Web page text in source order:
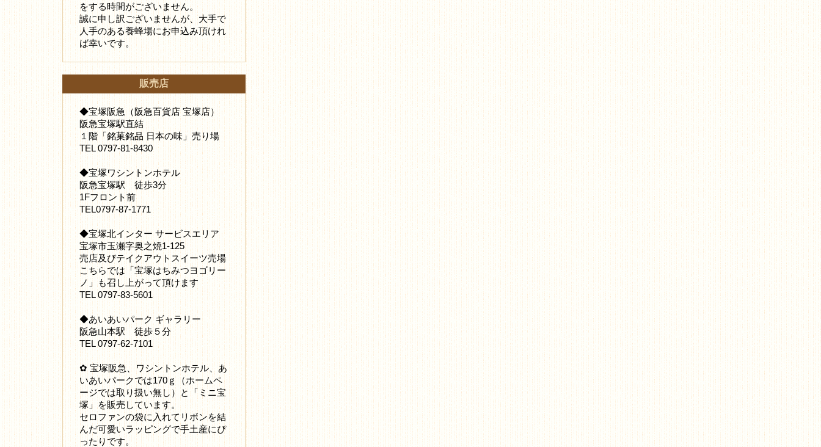
をする時間がございません。
誠に申し訳ございませんが、大手で
人手のある養蜂場にお申込み頂けれ
ば幸いです。
販売店
◆宝塚阪急（阪急百貨店 宝塚店）
阪急宝塚駅直結
１階「銘菓銘品 日本の味」売り場
TEL 0797-81-8430
◆宝塚ワシントンホテル
阪急宝塚駅 徒歩3分
1Fフロント前
TEL0797-87-1771
◆宝塚北インター サービスエリア
宝塚市玉瀬字奥之焼1-125
売店及びテイクアウトスイーツ売場
こちらでは「宝塚はちみつヨゴリー
ノ」も召し上がって頂けます
TEL 0797-83-5601
◆あいあいパーク ギャラリー
阪急山本駅 徒歩５分
TEL 0797-62-7101
✿ 宝塚阪急、ワシントンホテル、あ
いあいパークでは170ｇ（ホームペ
ージでは取り扱い無し）と「ミニ宝
塚」を販売しています。
セロファンの袋に入れてリボンを結
んだ可愛いラッピングで手土産にぴ
ったりです。